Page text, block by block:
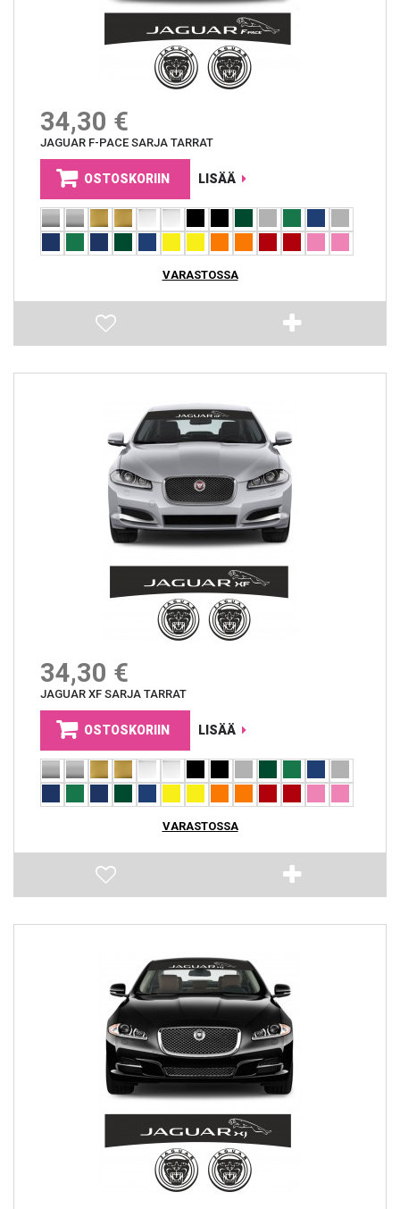
34,30 €
JAGUAR F-PACE SARJA TARRAT
OSTOSKORIIN LISÄÄ
VARASTOSSA
34,30 €
JAGUAR XF SARJA TARRAT
OSTOSKORIIN LISÄÄ
VARASTOSSA